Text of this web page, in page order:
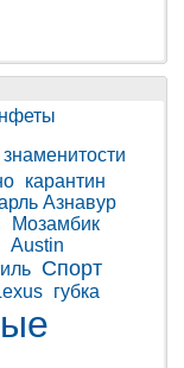
знаменитости
карантин
Азнавур
Мозамбик
Austin
Спорт
губка